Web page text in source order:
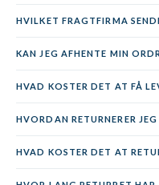
HVILKET FRAGTFIRMA
KAN JEG AFHENTE MIN
HVAD KOSTER DET AT FÅ
HVORDAN RETURNERER JEG
HVAD KOSTER DET AT